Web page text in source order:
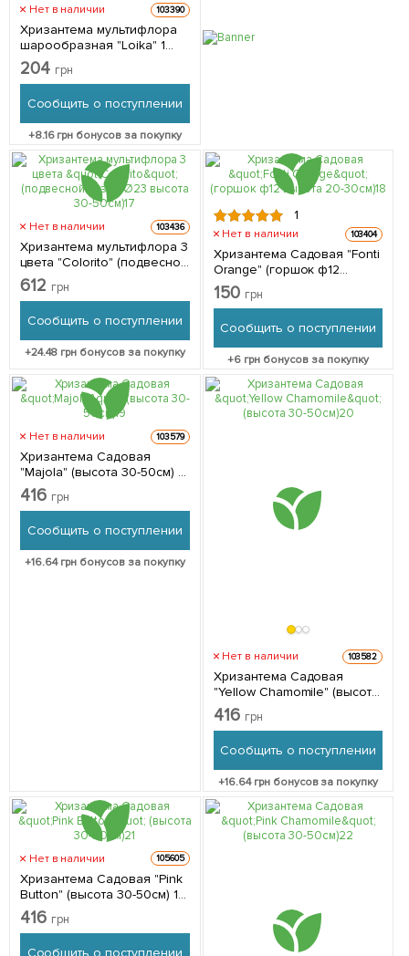
Нет в наличии 103390
Хризантема мультифлора
шарообразная "Loika" 1
саженец в упаковке
204 грн
Сообщить о поступлении
+8.16грн бонусов за покупку
Нет в наличии 103436
Хризантема мультифлора 3
цвета "Colorito" (подвесной
вазон Ø23 высота 30-50см)
3 саженца в упаковке
612 грн
Сообщить о поступлении
+24.48 грн бонусов за покупку
1
Нет в наличии 103404
Хризантема Садовая "Fonti
Orange" (горшок ф12
высота 20-30см) 1 саженец
в упаковке
150 грн
Сообщить о поступлении
+6 грн бонусов за покупку
Нет в наличии 103579
Хризантема Садовая
"Majola" (высота 30-50см) 1
саженец в упаковке
416 грн
Сообщить о поступлении
+16.64грн бонусов за покупку
Нет в наличии 103582
Хризантема Садовая
"Yellow Chamomile" (высота
30-50см) 1 саженец в
упаковке
416 грн
Сообщить о поступлении
+16.64грн бонусов за покупку
Нет в наличии 105605
Хризантема Садовая "Pink
Button" (высота 30-50см) 1
саженец в упаковке
416 грн
Сообщить о поступлении